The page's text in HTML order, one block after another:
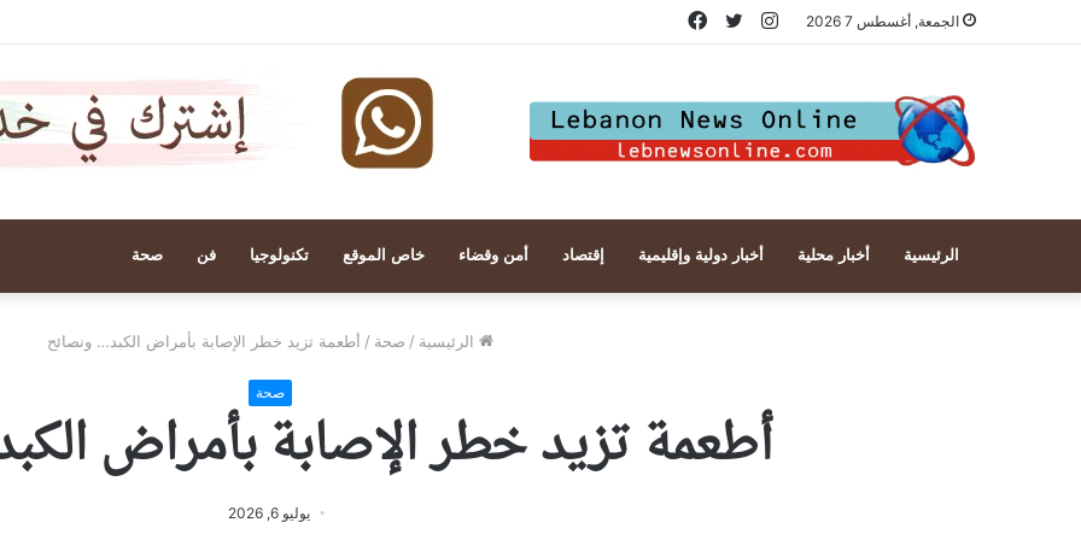
الجمعة, أغسطس 7 2026 فيسبوكتويتر
انستقرام
الرئيسية أخبار محلية أخبار دولية وإقليمية إقتصاد أمن وقضاء خاص الموقع تكنولوجيا فن صحة
الرئيسية / صحة / أطعمة تزيد خطر الإصابة بأمراض الكبد… ونصائح
صحة
أطعمة تزيد خطر الإصابة بأمراض
يوليو 6, 2026